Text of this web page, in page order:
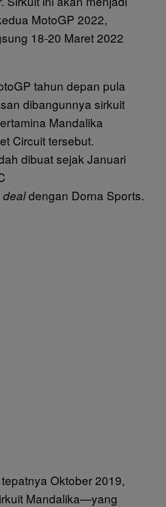
MotoGP 2022,
18-20 Maret 2022
tahun depan pula
dibangunnya sirkuit
Mandalika
Circuit tersebut.
dibuat sejak Januari
dealdengan Dorna Sports.
Oktober 2019,
Mandalika—yang